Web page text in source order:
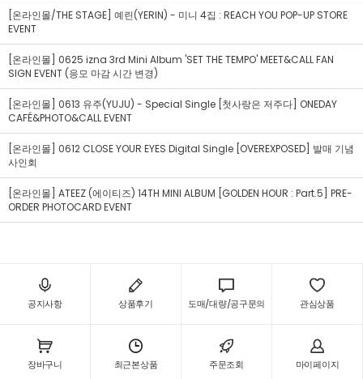
[온라인몰/THE STAGE] 예린(YERIN) - 미니 4집 : REACH YOU POP-UP STORE
EVENT
[온라인몰] 0625 izna 3rd Mini Album 'SET THE TEMPO' MEET&CALL FAN
SIGN EVENT (응모 마감 시간 변경)
[온라인몰] 0613 유주(YUJU) - Special Single [첫사랑은 저주다] ONEDAY
CAFÉ&PHOTO&CALL EVENT
[온라인몰] 0612 CLOSE YOUR EYES Digital Single [OVEREXPOSED] 발매 기념
사인회
[온라인몰] ATEEZ (에이티즈) 14TH MINI ALBUM [GOLDEN HOUR : Part.5] PRE-
ORDER PHOTOCARD EVENT
공지사항 상품후기 도매/대량/공구문의 관심상품
장바구니 최근본상품 주문조회 마이페이지